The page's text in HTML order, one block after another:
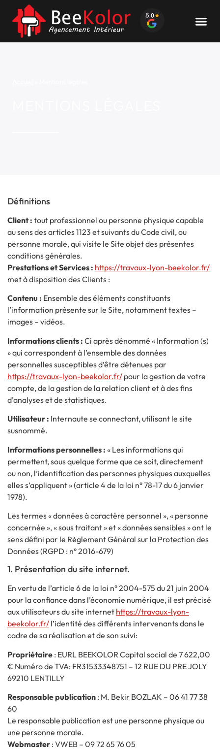
Définitions
Client : tout professionnel ou personne physique capable
au sens des articles 1123 et suivants du Code civil, ou
personne morale, qui visite le Site objet des présentes
conditions générales.
Prestations et Services : https://travaux-lyon-beekolor.fr/
met à disposition des Clients :
Contenu : Ensemble des éléments constituants
l’information présente sur le Site, notamment textes –
images – vidéos.
Informations clients : Ci après dénommé « Information (s)
» qui correspondent à l’ensemble des données
personnelles susceptibles d’être détenues par
https://travaux-lyon-beekolor.fr/ pour la gestion de votre
compte, de la gestion de la relation client et à des fins
d’analyses et de statistiques.
Utilisateur : Internaute se connectant, utilisant le site
susnommé.
Informations personnelles : « Les informations qui
permettent, sous quelque forme que ce soit, directement
ou non, l’identification des personnes physiques auxquelles
elles s’appliquent » (article 4 de la loi n° 78-17 du 6 janvier
1978).
Les termes « données à caractère personnel », « personne
concernée », « sous traitant » et « données sensibles » ont le
sens défini par le Règlement Général sur la Protection des
Données (RGPD : n° 2016-679)
1. Présentation du site internet.
En vertu de l’article 6 de la loi n° 2004-575 du 21 juin 2004
pour la confiance dans l’économie numérique, il est précisé
aux utilisateurs du site internet https://travaux-lyon-
beekolor.fr/ l’identité des différents intervenants dans le
cadre de sa réalisation et de son suivi:
Propriétaire : EURL BEEKOLOR Capital social de 7 622,00
€ Numéro de TVA: FR31533348751 – 12 RUE DU PRE JOLY
69210 LENTILLY
Responsable publication : M. Bekir BOZLAK – 06 41 77 38
60
Le responsable publication est une personne physique ou
une personne morale.
Webmaster : VWEB – 09 72 65 76 05